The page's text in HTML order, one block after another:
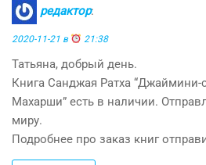
редактор:
2020-11-21 в 21:38
Татьяна, добрый день.
Книга Санджая Ратха
Махарши” есть в наличии.
миру.
Подробнее про заказ книг